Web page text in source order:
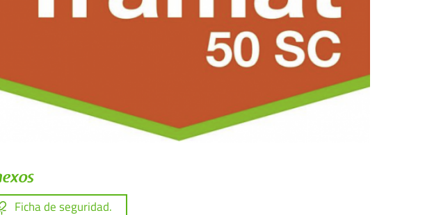
Ficha de seguridad.